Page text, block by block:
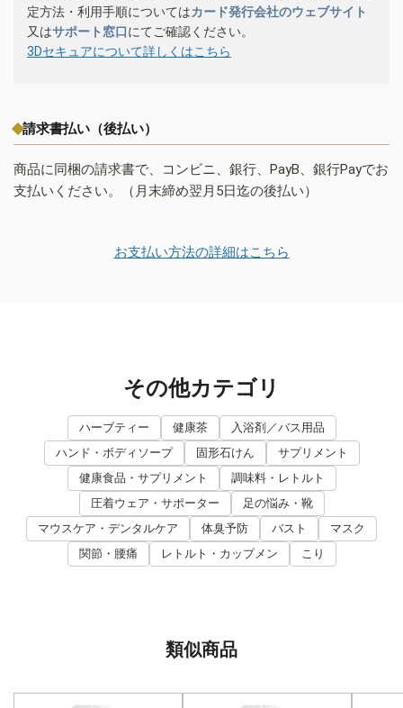
定方法・利用手順についてはカード発行会社のウェブサイト
又はサポート窓口にてご確認ください。
3Dセキュアについて詳しくはこちら
請求書払い（後払い）
商品に同梱の請求書で、コンビニ、銀行、PayB、銀行Payでお
支払いください。（月末締め翌月5日迄の後払い）
お支払い方法の詳細はこちら
その他カテゴリ
ハーブティー 健康茶
入浴剤／バス用品
ハンド・ボディソープ
固形石けん
サプリメント
健康食品・サプリメント
調味料・レトルト
圧着ウェア・サポーター
足の悩み・靴
マウスケア・デンタルケア
体臭予防 バスト
マスク
関節・腰痛
レトルト・カップメン こり
類似商品